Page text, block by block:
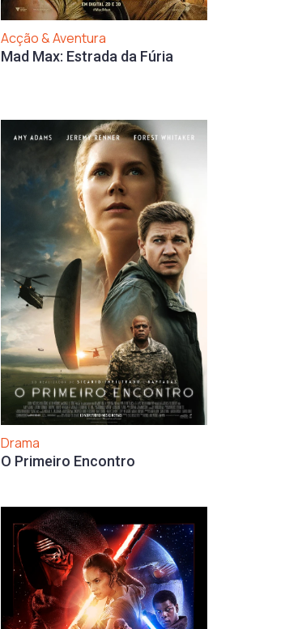
Acção & Aventura
Mad Max: Estrada da Fúria
Drama
O Primeiro Encontro